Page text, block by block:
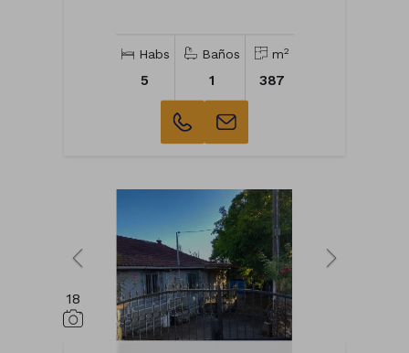
Habs
5
Baños
1
m2
387
18